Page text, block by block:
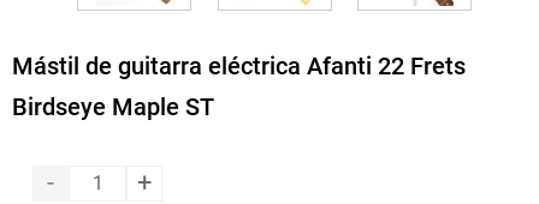
Mástil de guitarra eléctrica Afanti 22 Frets
Birdseye Maple ST
- +